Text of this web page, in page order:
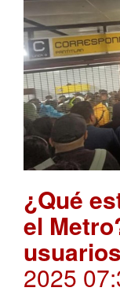
¿Qué
el
usuarios
2025